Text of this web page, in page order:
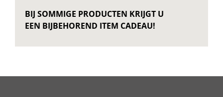
BIJ SOMMIGE PRODUCTEN KRIJGT U
EEN BIJBEHOREND ITEM CADEAU!